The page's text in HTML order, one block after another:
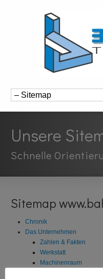
Unsere
Schnelle
Sitemap
Chronik
Das Unternehmen
Zahlen & Fakten
Werkstatt
Machinenraum